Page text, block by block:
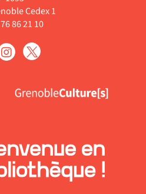
Cedex 1
86 21 10